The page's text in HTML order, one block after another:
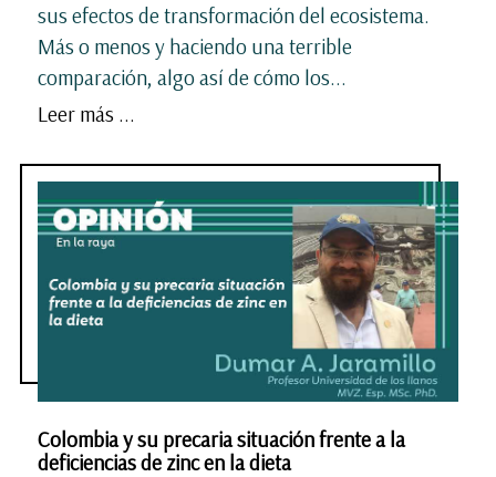
sus efectos de transformación del ecosistema.
Más o menos y haciendo una terrible
comparación, algo así de cómo los...
Leer más ...
Colombia y su precaria situación frente a la
deficiencias de zinc en la dieta